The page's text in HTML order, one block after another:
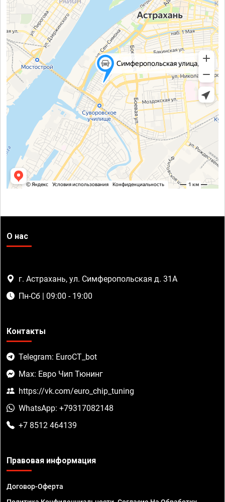
О нас
г. Астрахань, ул. Симферопольская д. 31А
Пн-Сб | 09:00 - 19:00
Контакты
Telegram: EuroCT_bot
Max: Евро Чип Тюнинг
https://vk.com/euro_chip_tuning
WhatsApp: +79317082148
+7 8512 464139
Правовая информация
Договор-Оферта